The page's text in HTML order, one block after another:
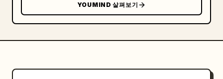
YOUMIND 살펴보기